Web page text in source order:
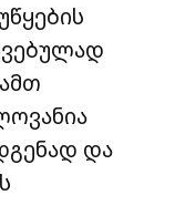
და